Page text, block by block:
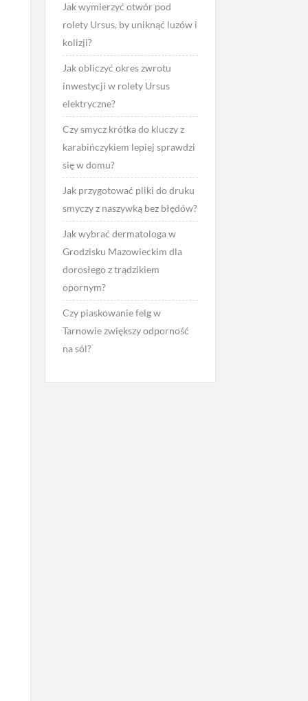
Jak wymierzyć otwór pod
rolety Ursus, by uniknąć luzów i
kolizji?
Jak obliczyć okres zwrotu
inwestycji w rolety Ursus
elektryczne?
Czy smycz krótka do kluczy z
karabińczykiem lepiej sprawdzi
się w domu?
Jak przygotować pliki do druku
smyczy z naszywką bez błędów?
Jak wybrać dermatologa w
Grodzisku Mazowieckim dla
dorosłego z trądzikiem
opornym?
Czy piaskowanie felg w
Tarnowie zwiększy odporność
na sól?